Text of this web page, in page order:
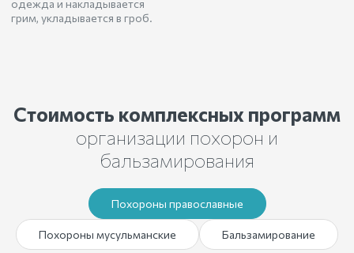
одежда и накладывается
грим, укладывается в гроб.
Стоимость комплексных программ
организации похорон и
бальзамирования
Похороны православные
Похороны мусульманские Бальзамирование